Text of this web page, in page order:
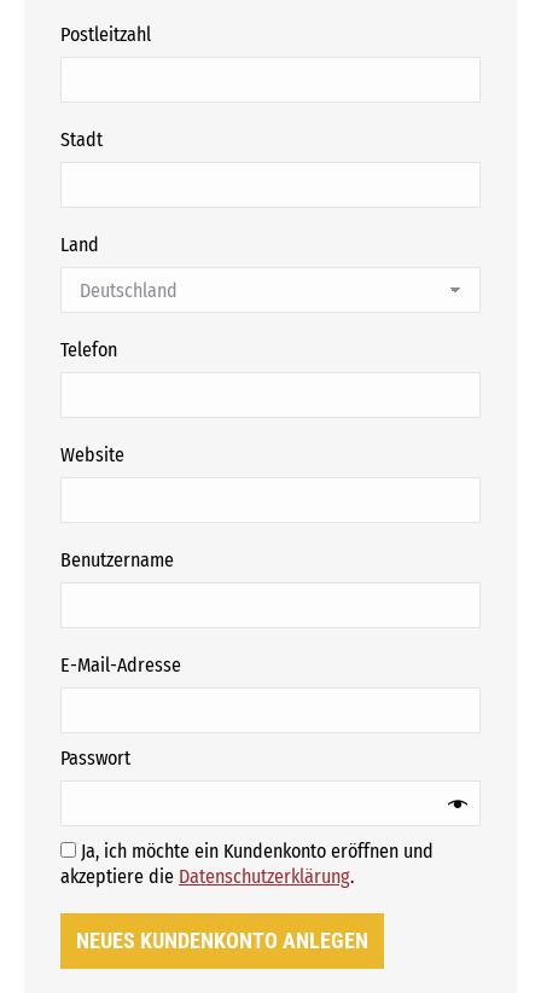
Postleitzahl
Stadt
Land
Telefon
Website
Benutzername
E-Mail-Adresse
Passwort
Ja, ich möchte ein Kundenkonto eröffnen und
akzeptiere die Datenschutzerklärung.
NEUES KUNDENKONTO ANLEGEN